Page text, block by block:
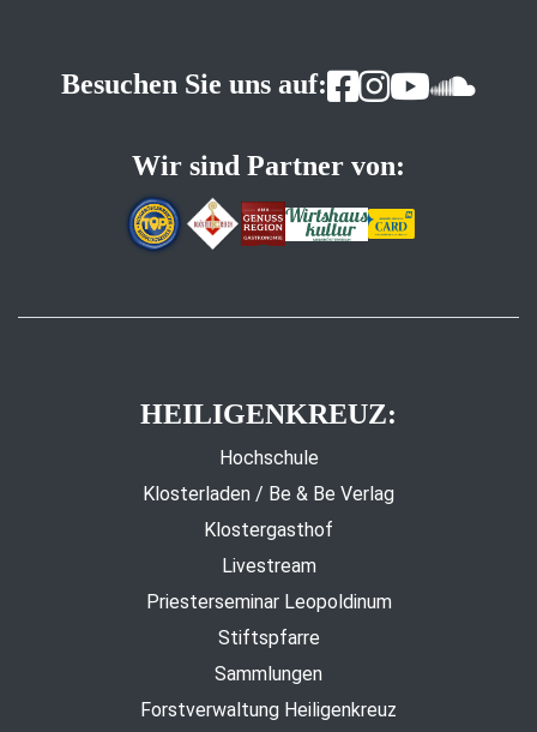
Besuchen Sie uns auf:
Wir sind Partner von:
HEILIGENKREUZ:
Hochschule
Klosterladen / Be & Be Verlag
Klostergasthof
Livestream
Priesterseminar Leopoldinum
Stiftspfarre
Sammlungen
Forstverwaltung Heiligenkreuz